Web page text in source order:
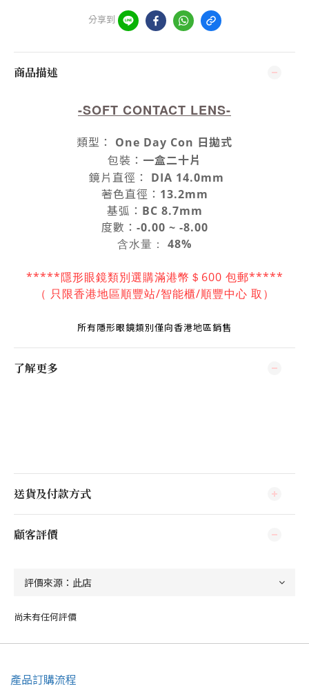
分享到
商品描述
-SOFT CONTACT LENS-
類型 ：
One Day Con 日拋式
包裝 ： 一盒二十片
鏡片直徑 ： DIA 14.0mm
著色直徑 ： 13.2mm
基弧： BC 8.7mm
度數 ： -0.00 ~ -8.00
含水量： 48%
*****隱形眼鏡類別選購滿港幣＄600 包郵*****
（ 只限香港地區順豐站/智能櫃/順豐中心 取）
所有隱形眼鏡類別僅向香港地區銷售
了解更多
送貨及付款方式
顧客評價
尚未有任何評價
產品訂購流程